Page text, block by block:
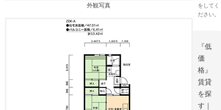
外観写真
をしてく
ださい。
『低
価
格』
賃貸
を探
す｜